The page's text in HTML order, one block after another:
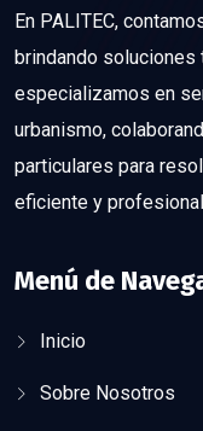
En PALITEC,
brindando
especializamos en
urbanismo,
particulares para
eficiente y
Menú de
Inicio
Sobre Nosotros